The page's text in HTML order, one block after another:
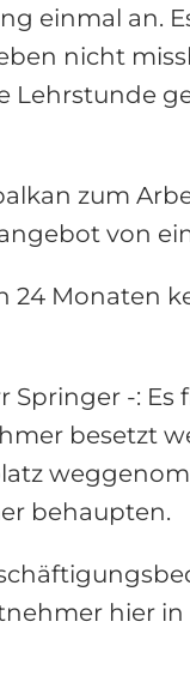
einmal an.
nicht
Lehrstunde
zum
von
24 Monaten
Springer -:
besetzt
behaupten.
hier